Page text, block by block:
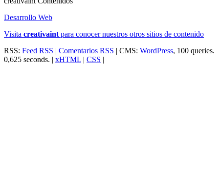
Desarrollo Web
Visita creativaint para conocer nuestros otros sitios de contenido
RSS: Feed RSS | Comentarios RSS | CMS: WordPress, 100 queries.
0,625 seconds. | xHTML | CSS |